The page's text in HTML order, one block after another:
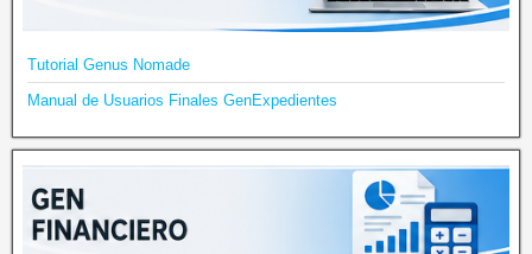
Tutorial Genus Nomade
Manual de Usuarios Finales GenExpedientes